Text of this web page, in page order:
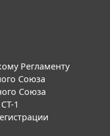
Регламенту
Союза
Союза
1